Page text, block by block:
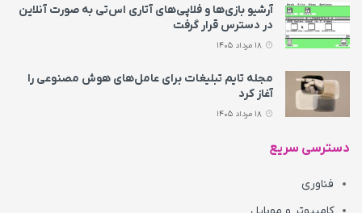
آرشیو بازی‌ها و فلاپی‌های آتاری اس‌تی به‌ صورت آنلاین
در دسترس قرار گرفت
مجله تایم تبلیغات برای عامل‌های هوش مصنوعی را
آغاز کرد
دسترسی سریع
فناوری